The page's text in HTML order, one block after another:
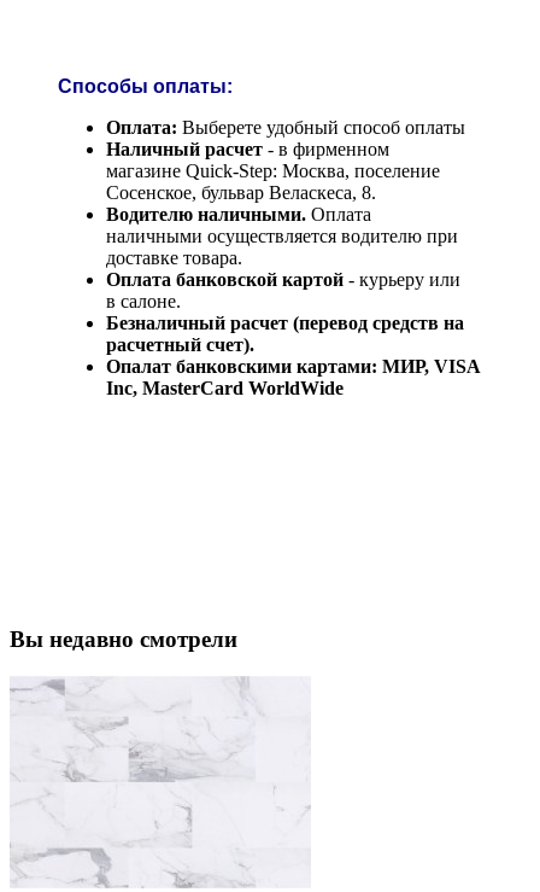
Способы оплаты:
Оплата: Выберете удобный способ оплаты
Наличный расчет - в фирменном
магазине Quick-Step: Москва, поселение
Сосенское, бульвар Веласкеса, 8.
Водителю наличными. Оплата
наличными осуществляется водителю при
доставке товара.
Оплата банковской картой - курьеру или
в салоне.
Безналичный расчет (перевод средств на
расчетный счет).
Опалат банковскими картами: МИР, VISA
Inc, MasterCard WorldWide
Вы недавно смотрели